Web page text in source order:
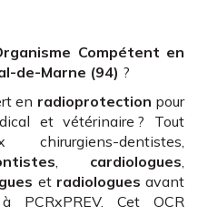
Compétent en
de-Marne (94) ?
en radioprotection pour
et vétérinaire ? Tout
dentistes,
, cardiologues,
et radiologues avant
PCRxPREV. Cet OCR